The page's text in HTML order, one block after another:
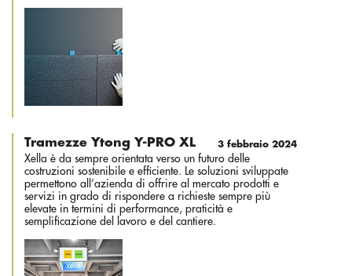
3 febbraio 2024
Tramezze Ytong Y-PRO XL
Xella è da sempre orientata verso un futuro delle
costruzioni sostenibile e efficiente. Le soluzioni sviluppate
permettono all’azienda di offrire al mercato prodotti e
servizi in grado di rispondere a richieste sempre più
elevate in termini di performance, praticità e
semplificazione del lavoro e del cantiere.